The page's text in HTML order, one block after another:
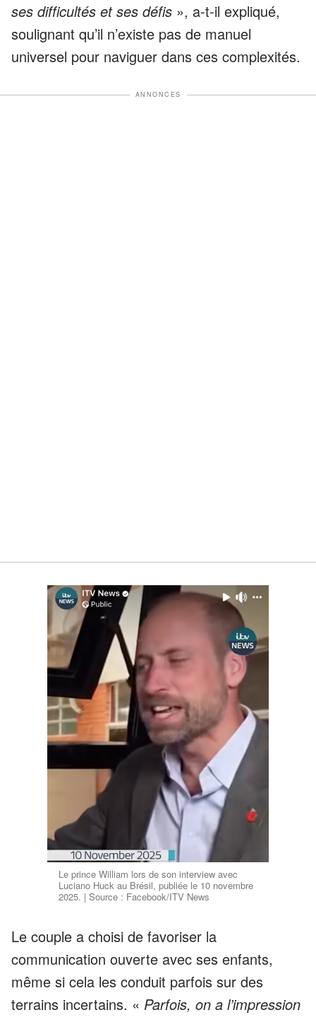
ses difficultés et ses défis », a-t-il expliqué,
soulignant qu’il n’existe pas de manuel
universel pour naviguer dans ces complexités.
ANNONCES
Le prince William lors de son interview avec
Luciano Huck au Brésil, publiée le 10 novembre
2025. | Source : Facebook/ITV News
Le couple a choisi de favoriser la
communication ouverte avec ses enfants,
même si cela les conduit parfois sur des
terrains incertains. « Parfois, on a l’impression